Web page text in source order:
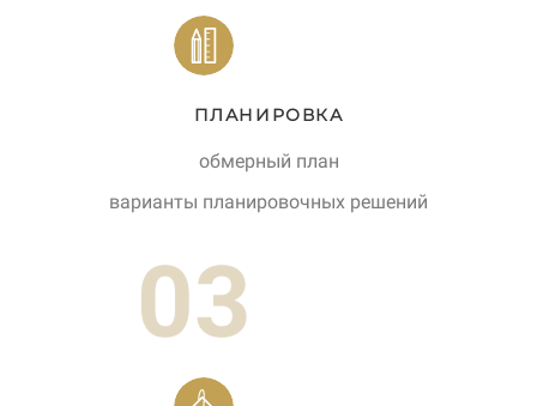
ПЛАНИРОВКА
обмерный план
варианты планировочных решений
03